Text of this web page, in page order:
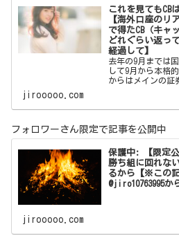
これを見てもCB
【海外口座のリ
で得たCB（キャ
どれぐらい返っ
経過して】
去年の9月までは
して9月から本格
からはメインの証
の時は海外口座の
ようにPayPayが
jirooooo.com
フォロワーさん限定で記事を公開中
保護中: 【限定
勝ち組に回れな
るから【※この
@jiro10763995か
jirooooo.com